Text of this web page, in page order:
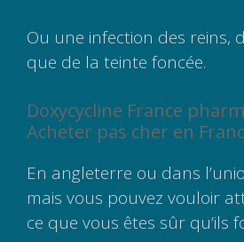
Ou une infection des reins,
que de la teinte foncée.
Doxycycline France
Acheter pas cher en
En angleterre ou dans
mais vous pouvez vouloir
ce que vous êtes sûr qu’ils